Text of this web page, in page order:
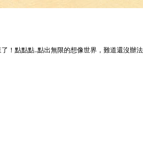
！點點點...點出無限的想像世界，難道還沒